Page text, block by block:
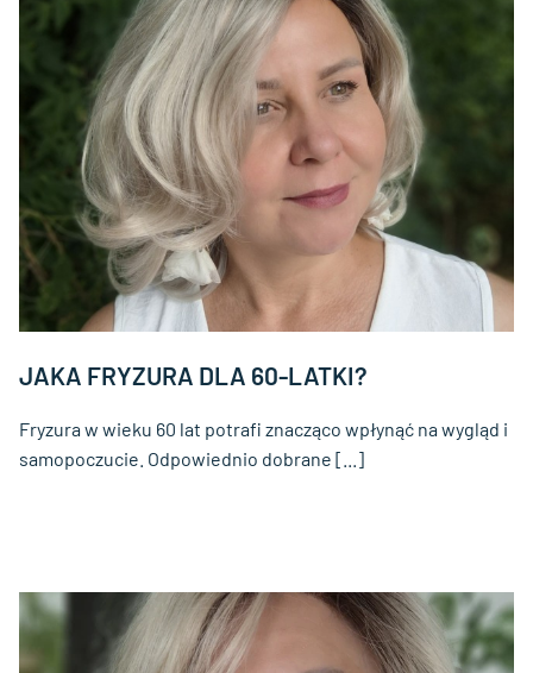
JAKA FRYZURA DLA 60-LATKI?
Fryzura w wieku 60 lat potrafi znacząco wpłynąć na wygląd i
samopoczucie. Odpowiednio dobrane [...]